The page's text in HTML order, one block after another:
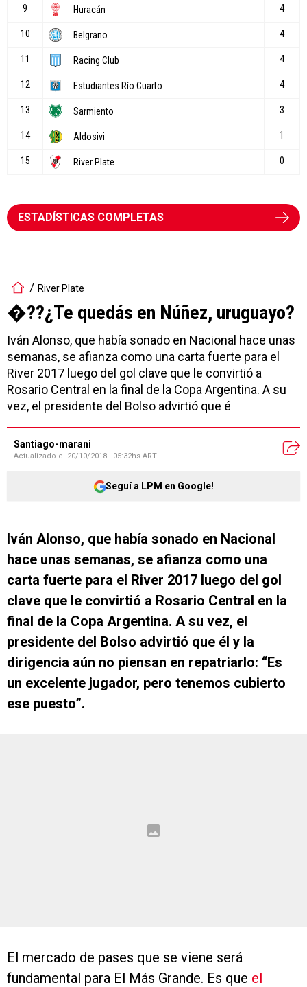
ESTADÍSTICAS COMPLETAS
River Plate
�??¿Te quedás en Núñez, uruguayo?
Iván Alonso, que había sonado en Nacional hace unas
semanas, se afianza como una carta fuerte para el
River 2017 luego del gol clave que le convirtió a
Rosario Central en la final de la Copa Argentina. A su
vez, el presidente del Bolso advirtió que é
Santiago-marani
Actualizado el 20/10/2018 - 05:32hs ART
Seguí a LPM en Google!
Iván Alonso, que había sonado en Nacional
hace unas semanas, se afianza como una
carta fuerte para el River 2017 luego del gol
clave que le convirtió a Rosario Central en la
final de la Copa Argentina. A su vez, el
presidente del Bolso advirtió que él y la
dirigencia aún no piensan en repatriarlo: “Es
un excelente jugador, pero tenemos cubierto
ese puesto”.
El mercado de pases que se viene será
fundamental para El Más Grande. Es que el